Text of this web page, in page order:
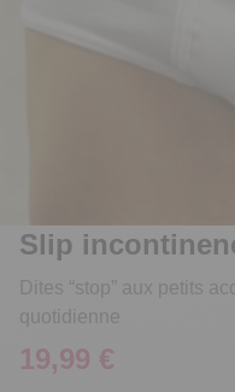
Slip
Dites “stop” aux petits
quotidienne
19,99 €